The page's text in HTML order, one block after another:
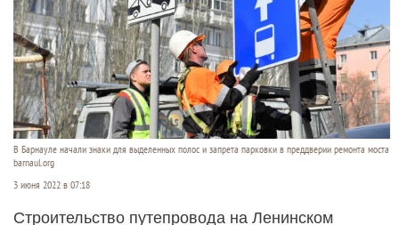
В Барнауле начали знаки для выделенных полос и запрета парковки в преддверии ремонта моста
barnaul.org
3 июня 2022 в 07:18
Строительство путепровода на Ленинском